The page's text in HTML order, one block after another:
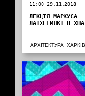
11:00 29.11.2018
ЛЕКЦІЯ МАРКУСА
ЛАТХЕЕМЯКІ В ХША
АРХІТЕКТУРА ХАРКІВ